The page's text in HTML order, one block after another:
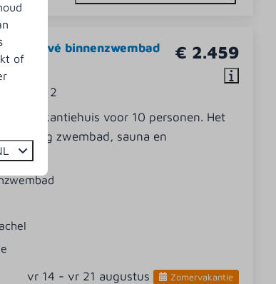
€ 2.459
privé binnenzwembad
2
dit vakantiehuis voor 10 personen. Het
inpandig zwembad, sauna en
vr 14 - vr 21 augustus Zomervakantie
of